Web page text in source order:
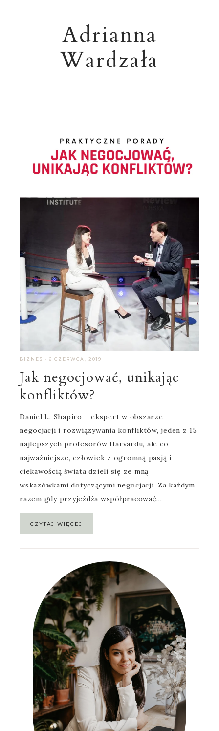
Adrianna
Wardzała
BIZNES · 6 CZERWCA, 2019
Jak negocjować, unikając
konfliktów?
Daniel L. Shapiro – ekspert w obszarze
negocjacji i rozwiązywania konfliktów, jeden z 15
najlepszych profesorów Harvardu, ale co
najważniejsze, człowiek z ogromną pasją i
ciekawością świata dzieli się ze mną
wskazówkami dotyczącymi negocjacji. Za każdym
razem gdy przyjeżdża współpracować…
CZYTAJ WIĘCEJ